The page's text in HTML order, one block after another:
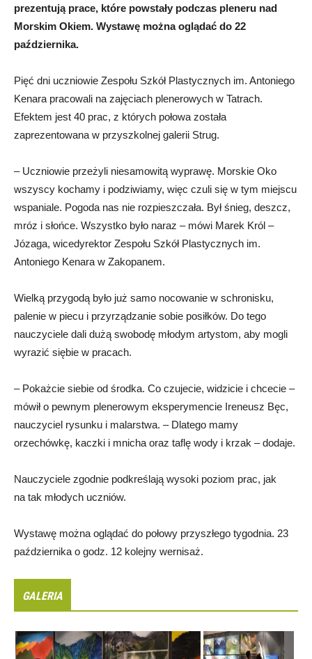
prezentują prace, które powstały podczas pleneru nad
Morskim Okiem. Wystawę można oglądać do 22
października.
Pięć dni uczniowie Zespołu Szkół Plastycznych im. Antoniego
Kenara pracowali na zajęciach plenerowych w Tatrach.
Efektem jest 40 prac, z których połowa została
zaprezentowana w przyszkolnej galerii Strug.
– Uczniowie przeżyli niesamowitą wyprawę. Morskie Oko
wszyscy kochamy i podziwiamy, więc czuli się w tym miejscu
wspaniale. Pogoda nas nie rozpieszczała. Był śnieg, deszcz,
mróz i słońce. Wszystko było naraz – mówi Marek Król –
Józaga, wicedyrektor Zespołu Szkół Plastycznych im.
Antoniego Kenara w Zakopanem.
Wielką przygodą było już samo nocowanie w schronisku,
palenie w piecu i przyrządzanie sobie posiłków. Do tego
nauczyciele dali dużą swobodę młodym artystom, aby mogli
wyrazić siębie w pracach.
– Pokażcie siebie od środka. Co czujecie, widzicie i chcecie –
mówił o pewnym plenerowym eksperymencie Ireneusz Bęc,
nauczyciel rysunku i malarstwa. – Dlatego mamy
orzechówkę, kaczki i mnicha oraz taflę wody i krzak – dodaje.
Nauczyciele zgodnie podkreślają wysoki poziom prac, jak
na tak młodych uczniów.
Wystawę można oglądać do połowy przyszłego tygodnia. 23
października o godz. 12 kolejny wernisaż.
GALERIA